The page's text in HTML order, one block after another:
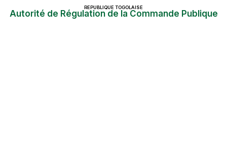
Autorité de Régulation de la Commande Publique
REPUBLIQUE TOGOLAISE